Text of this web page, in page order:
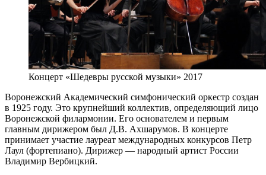
Концерт «Шедевры русской музыки» 2017
Воронежский Академический симфонический оркестр создан
в 1925 году. Это крупнейший коллектив, определяющий лицо
Воронежской филармонии. Его основателем и первым
главным дирижером был Д.В. Ахшарумов. В концерте
принимает участие лауреат международных конкурсов Петр
Лаул (фортепиано). Дирижер — народный артист России
Владимир Вербицкий.